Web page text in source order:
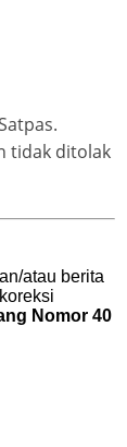
tidak ditolak